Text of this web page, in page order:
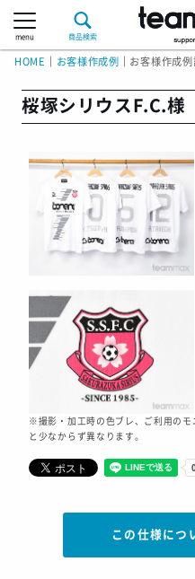
menu 商品検索
HOME お客様作成例 お客様作成例
桜塚シリウスF.C.様
※撮影・加工時の色ブレ、ご利用の
と少なからず異なります。
この仕様につ